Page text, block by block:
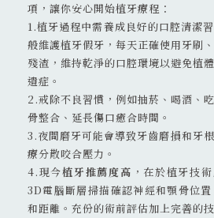
項，讓你安心開始植牙療程：
1.植牙過程中需養成良好的口腔清潔
般維護植牙假牙，每天正確使用牙刷
殘渣，維持乾淨的口腔環境以避免植
遺症。
2.戒除不良習慣，例如抽菸、喝酒、
骨整合、延長傷口癒合時間。
3.夜間磨牙可能會導致牙齒磨損和牙
療分散咬合壓力。
4.現今植牙推薦度高 ，在於植牙技
3D電腦斷層掃描確認神經和顎骨位
和距離。充份的術前評估加上完善的